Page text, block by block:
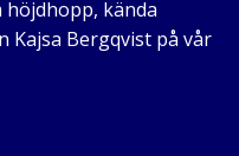
höjdhopp, kända
Kajsa Bergqvist på vår